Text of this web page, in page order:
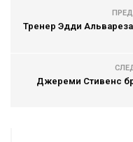
Тренер Эдди
Джереми Стивенс